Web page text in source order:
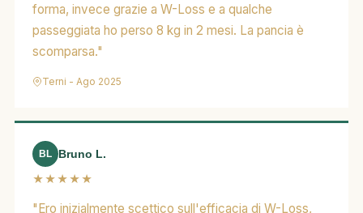
forma, invece grazie a W-Loss e a qualche
passeggiata ho perso 8 kg in 2 mesi. La pancia è
scomparsa."
Terni - Ago 2025
BL
Bruno L.
★★★★★
"Ero inizialmente scettico sull'efficacia di W-Loss,